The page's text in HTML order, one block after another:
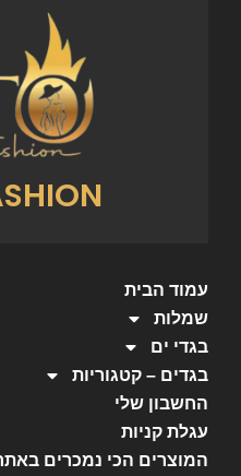
עמוד הבית
שמלות
בגדי ים
בגדים – קטגוריות
החשבון שלי
עגלת קניות
המוצרים הכי נמכרים